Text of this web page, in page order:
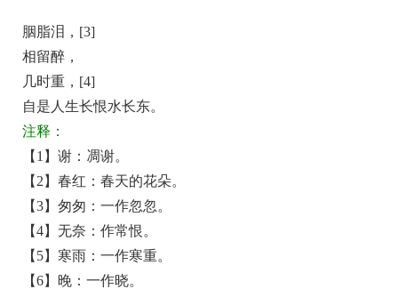
林
花
谢
了
春
红
原
文
翻
译
胭脂泪，[3]
相留醉，
几时重，[4]
自是人生长恨水长东。
注释：
【1】谢：凋谢。
【2】春红：春天的花朵。
【3】匆匆：一作忽忽。
【4】无奈：作常恨。
【5】寒雨：一作寒重。
【6】晚：一作晓。